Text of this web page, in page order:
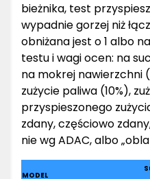
bieżnika, test
wypadnie gorzej niż
obniżana jest o 1 albo
testu i wagi ocen: na
na mokrej nawierzchni
zużycie paliwa (10%),
przyspieszonego
zdany, częściowo
nie wg ADAC, albo
MODEL